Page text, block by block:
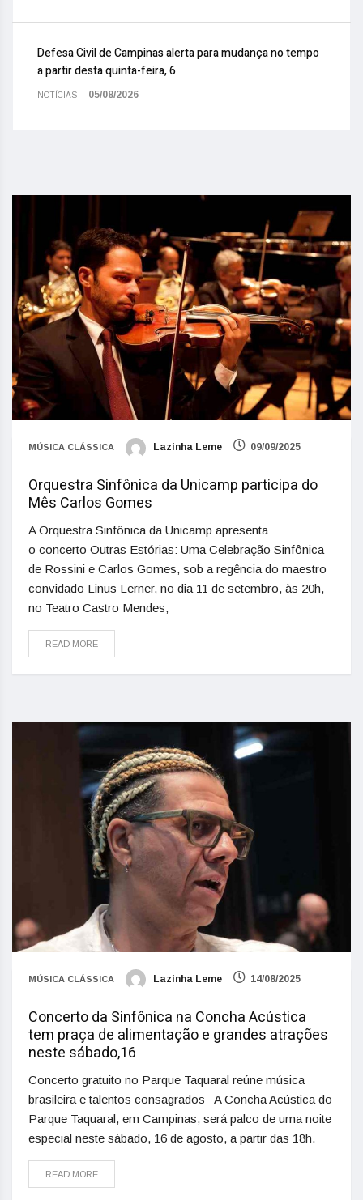
Defesa Civil de Campinas alerta para mudança no tempo
a partir desta quinta-feira, 6
NOTÍCIAS 05/08/2026
MÚSICA CLÁSSICA Lazinha Leme 09/09/2025
Orquestra Sinfônica da Unicamp participa do
Mês Carlos Gomes
A Orquestra Sinfônica da Unicamp apresenta
o concerto Outras Estórias: Uma Celebração Sinfônica
de Rossini e Carlos Gomes, sob a regência do maestro
convidado Linus Lerner, no dia 11 de setembro, às 20h,
no Teatro Castro Mendes,
READ MORE
MÚSICA CLÁSSICA Lazinha Leme 14/08/2025
Concerto da Sinfônica na Concha Acústica
tem praça de alimentação e grandes atrações
neste sábado,16
Concerto gratuito no Parque Taquaral reúne música
brasileira e talentos consagrados A Concha Acústica do
Parque Taquaral, em Campinas, será palco de uma noite
especial neste sábado, 16 de agosto, a partir das 18h.
READ MORE